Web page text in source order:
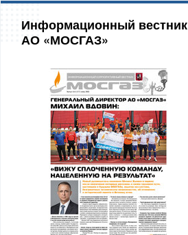
Информационный вестник
АО «МОСГАЗ»